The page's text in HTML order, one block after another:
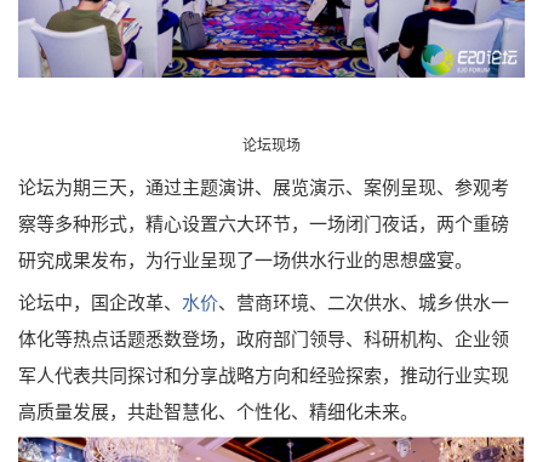
论坛现场
论坛为期三天，通过主题演讲、展览演示、案例呈现、参观考
察等多种形式，精心设置六大环节，一场闭门夜话，两个重磅
研究成果发布，为行业呈现了一场供水行业的思想盛宴。
论坛中，国企改革、 水价、营商环境、二次供水、城乡供水一
体化等热点话题悉数登场，政府部门领导、科研机构、企业领
军人代表共同探讨和分享战略方向和经验探索，推动行业实现
高质量发展，共赴智慧化、个性化、精细化未来。